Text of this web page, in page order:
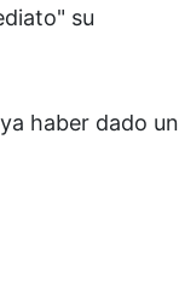
su
haber dado un